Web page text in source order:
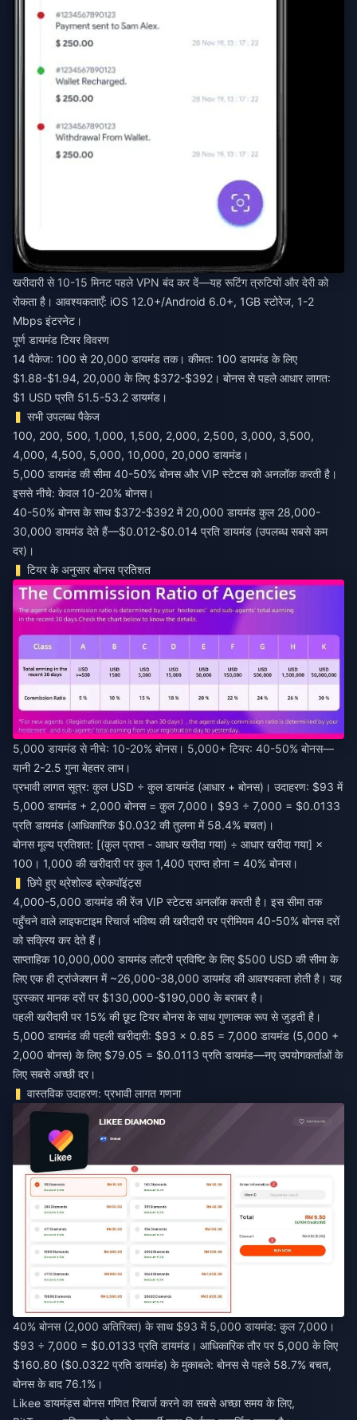
खरीदारी से 10-15 मिनट पहले VPN बंद कर दें—यह रूटिंग त्रुटियों और देरी को
रोकता है। आवश्यकताएँ: iOS 12.0+/Android 6.0+, 1GB स्टोरेज, 1-2
Mbps इंटरनेट।
पूर्ण डायमंड टियर विवरण
14 पैकेज: 100 से 20,000 डायमंड तक। कीमत: 100 डायमंड के लिए
$1.88-$1.94, 20,000 के लिए $372-$392। बोनस से पहले आधार लागत:
$1 USD प्रति 51.5-53.2 डायमंड।
सभी उपलब्ध पैकेज
100, 200, 500, 1,000, 1,500, 2,000, 2,500, 3,000, 3,500,
4,000, 4,500, 5,000, 10,000, 20,000 डायमंड।
5,000 डायमंड की सीमा 40-50% बोनस और VIP स्टेटस को अनलॉक करती है।
इससे नीचे: केवल 10-20% बोनस।
40-50% बोनस के साथ $372-$392 में 20,000 डायमंड कुल 28,000-
30,000 डायमंड देते हैं—$0.012-$0.014 प्रति डायमंड (उपलब्ध सबसे कम
दर)।
टियर के अनुसार बोनस प्रतिशत
5,000 डायमंड से नीचे: 10-20% बोनस। 5,000+ टियर: 40-50% बोनस—
यानी 2-2.5 गुना बेहतर लाभ।
प्रभावी लागत सूत्र: कुल USD ÷ कुल डायमंड (आधार + बोनस)। उदाहरण: $93 में
5,000 डायमंड + 2,000 बोनस = कुल 7,000। $93 ÷ 7,000 = $0.0133
प्रति डायमंड (आधिकारिक $0.032 की तुलना में 58.4% बचत)।
बोनस मूल्य प्रतिशत: [(कुल प्राप्त - आधार खरीदा गया) ÷ आधार खरीदा गया] ×
100। 1,000 की खरीदारी पर कुल 1,400 प्राप्त होना = 40% बोनस।
छिपे हुए थ्रेशोल्ड ब्रेकपॉइंट्स
4,000-5,000 डायमंड की रेंज VIP स्टेटस अनलॉक करती है। इस सीमा तक
पहुँचने वाले लाइफटाइम रिचार्ज भविष्य की खरीदारी पर प्रीमियम 40-50% बोनस दरों
को सक्रिय कर देते हैं।
साप्ताहिक 10,000,000 डायमंड लॉटरी प्रविष्टि के लिए $500 USD की सीमा के
लिए एक ही ट्रांजेक्शन में ~26,000-38,000 डायमंड की आवश्यकता होती है। यह
पुरस्कार मानक दरों पर $130,000-$190,000 के बराबर है।
पहली खरीदारी पर 15% की छूट टियर बोनस के साथ गुणात्मक रूप से जुड़ती है।
5,000 डायमंड की पहली खरीदारी: $93 × 0.85 = 7,000 डायमंड (5,000 +
2,000 बोनस) के लिए $79.05 = $0.0113 प्रति डायमंड—नए उपयोगकर्ताओं के
लिए सबसे अच्छी दर।
वास्तविक उदाहरण: प्रभावी लागत गणना
40% बोनस (2,000 अतिरिक्त) के साथ $93 में 5,000 डायमंड: कुल 7,000।
$93 ÷ 7,000 = $0.0133 प्रति डायमंड। आधिकारिक तौर पर 5,000 के लिए
$160.80 ($0.0322 प्रति डायमंड) के मुकाबले: बोनस से पहले 58.7% बचत,
बोनस के बाद 76.1%।
Likee डायमंड्स बोनस गणित रिचार्ज करने का सबसे अच्छा समय के लिए,